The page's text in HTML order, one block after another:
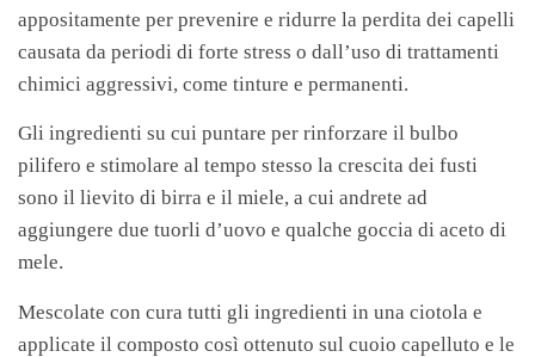
appositamente per prevenire e ridurre la perdita dei capelli
causata da periodi di forte stress o dall’uso di trattamenti
chimici aggressivi, come tinture e permanenti.
Gli ingredienti su cui puntare per rinforzare il bulbo
pilifero e stimolare al tempo stesso la crescita dei fusti
sono il lievito di birra e il miele, a cui andrete ad
aggiungere due tuorli d’uovo e qualche goccia di aceto di
mele.
Mescolate con cura tutti gli ingredienti in una ciotola e
applicate il composto così ottenuto sul cuoio capelluto e le